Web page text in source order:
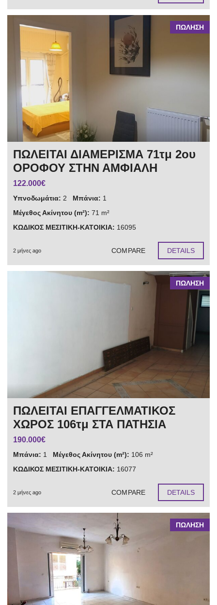
ΠΩΛΗΣΗ
ΠΩΛΕΙΤΑΙ ΔΙΑΜΕΡΙΣΜΑ 71τμ 2ου
ΟΡΟΦΟΥ ΣΤΗΝ ΑΜΦΙΑΛΗ
122.000€
Υπνοδωμάτια: 2 Μπάνια: 1
Μέγεθος Ακίνητου (m²): 71 m²
ΚΩΔΙΚΟΣ ΜΕΣΙΤΙΚΗ-ΚΑΤΟΙΚΙΑ: 16095
2 μήνες ago COMPARE DETAILS
ΠΩΛΗΣΗ
ΠΩΛΕΙΤΑΙ ΕΠΑΓΓΕΛΜΑΤΙΚΟΣ
ΧΩΡΟΣ 106τμ ΣΤΑ ΠΑΤΗΣΙΑ
190.000€
Μπάνια: 1 Μέγεθος Ακίνητου (m²): 106 m²
ΚΩΔΙΚΟΣ ΜΕΣΙΤΙΚΗ-ΚΑΤΟΙΚΙΑ: 16077
2 μήνες ago COMPARE DETAILS
ΠΩΛΗΣΗ